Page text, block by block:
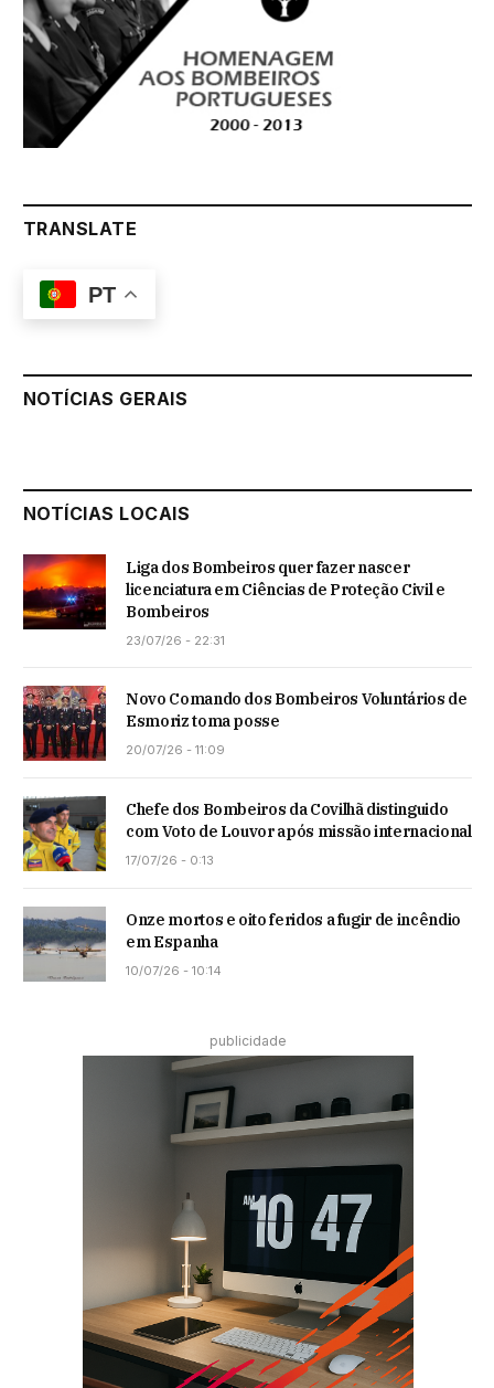
TRANSLATE
PT
NOTÍCIAS GERAIS
NOTÍCIAS LOCAIS
Liga dos Bombeiros quer fazer nascer
licenciatura em Ciências de Proteção Civil e
Bombeiros
23/07/26 - 22:31
Novo Comando dos Bombeiros Voluntários de
Esmoriz toma posse
20/07/26 - 11:09
Chefe dos Bombeiros da Covilhã distinguido
com Voto de Louvor após missão internacional
17/07/26 - 0:13
Onze mortos e oito feridos a fugir de incêndio
em Espanha
10/07/26 - 10:14
publicidade